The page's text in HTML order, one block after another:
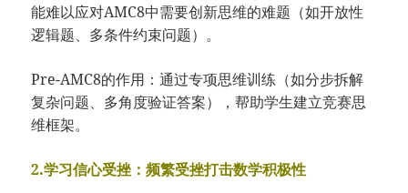
能难以应对AMC8中需要创新思维的难题（如开放性
逻辑题、多条件约束问题）。
Pre-AMC8的作用：通过专项思维训练（如分步拆解
复杂问题、多角度验证答案），帮助学生建立竞赛思
维框架。
2.学习信心受挫：频繁受挫打击数学积极性